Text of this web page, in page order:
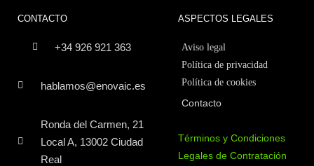
CONTACTO
+34 926 921 363
hablamos@enovaic.es
Ronda del Carmen, 21
Local A, 13002 Ciudad
Real
ASPECTOS LEGALES
Aviso legal
Política de privacidad
Política de cookies
Contacto
Términos y Condiciones
Legales de Contratación